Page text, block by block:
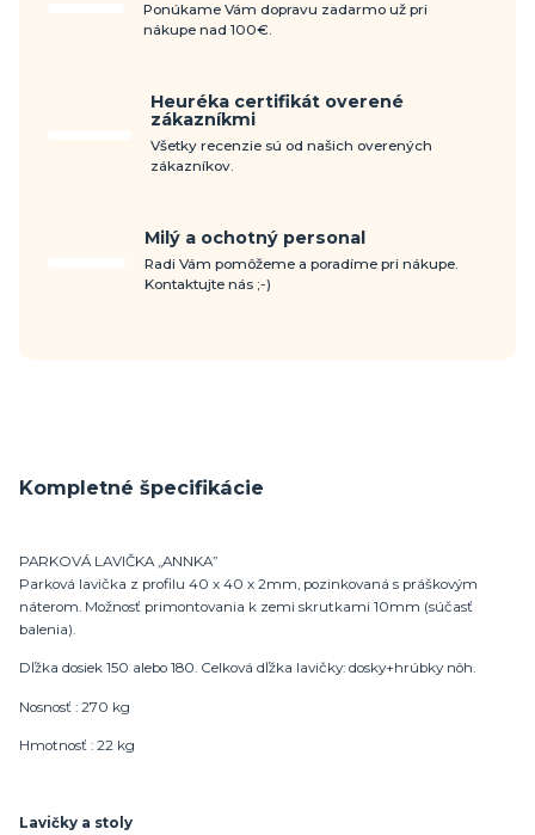
Ponúkame Vám dopravu zadarmo už pri
nákupe nad 100€.
Heuréka certifikát overené
zákazníkmi
Všetky recenzie sú od našich overených
zákazníkov.
Milý a ochotný personal
Radi Vám pomôžeme a poradíme pri nákupe.
Kontaktujte nás ;-)
Kompletné špecifikácie
PARKOVÁ LAVIČKA „ANNKA”
Parková lavička z profilu 40 x 40 x 2mm, pozinkovaná s práškovým
náterom. Možnosť primontovania k zemi skrutkami 10mm (súčasť
balenia).
Dľžka dosiek 150 alebo 180. Celková dľžka lavičky: dosky+hrúbky nôh.
Nosnosť : 270 kg
Hmotnosť : 22 kg
Lavičky a stoly